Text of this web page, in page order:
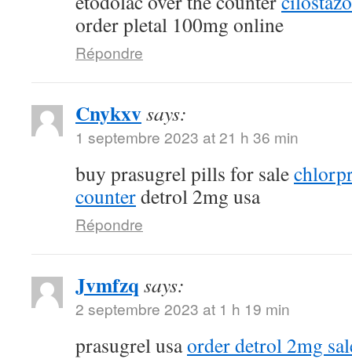
order pletal 100mg online
Répondre
Cnykxvsays:
1 septembre 2023 at 21 h 36 min
buy prasugrel pills for sale
counterdetrol 2mg usa
Répondre
Jvmfzq says:
2 septembre 2023 at 1 h 19 min
prasugrel usaorder detrol 2mg